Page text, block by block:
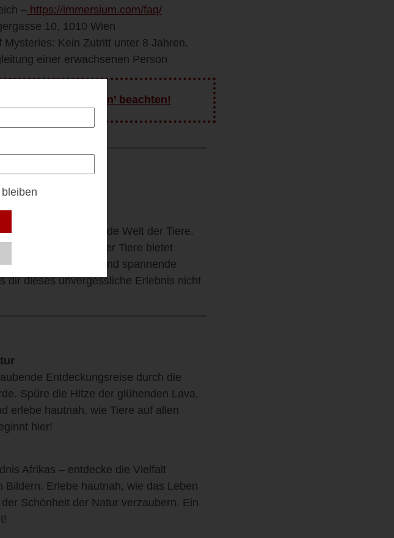
– https://immersium.com/faq/
10, 1010 Wien
Kein Zutritt unter 8 Jahren.
einer erwachsenen Person
des Vorteils ‘Regeln’ beachten!
zuvor!
die faszinierende Welt der Tiere.
– Planet der Tiere bietet
360°-Projektionen und spannende
dir dieses unvergessliche Erlebnis nicht
Entdeckungsreise durch die
Spüre die Hitze der glühenden Lava,
erlebe hautnah, wie Tiere auf allen
hier!
Afrikas – entdecke die Vielfalt
Erlebe hautnah, wie das Leben
Schönheit der Natur verzaubern. Ein